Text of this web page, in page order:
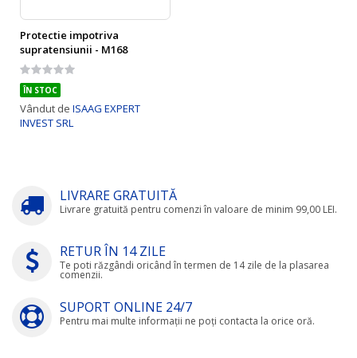
Protectie impotriva
supratensiunii - M168
Rating:
0%
ÎN STOC
Vândut de ISAAG EXPERT
INVEST SRL
LIVRARE GRATUITĂ
Livrare gratuită pentru comenzi în valoare de minim 99,00 LEI.
RETUR ÎN 14 ZILE
Te poti răzgândi oricând în termen de 14 zile de la plasarea
comenzii.
SUPORT ONLINE 24/7
Pentru mai multe informații ne poți contacta la orice oră.